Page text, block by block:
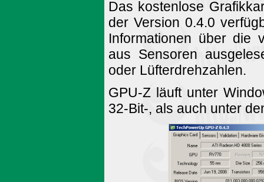
Das kostenlose
der Version 0.4.0
Informationen über die
aus Sensoren
oder Lüfterdrehzahlen.
GPU-Z läuft unter
32-Bit-, als auch unter